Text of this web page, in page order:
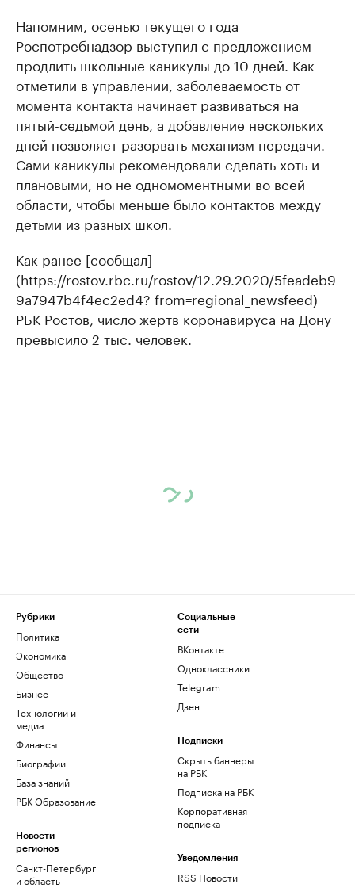
Напомним , осенью текущего года
Роспотребнадзор выступил с предложением
продлить школьные каникулы до 10 дней. Как
отметили в управлении, заболеваемость от
момента контакта начинает развиваться на
пятый-седьмой день, а добавление нескольких
дней позволяет разорвать механизм передачи.
Сами каникулы рекомендовали сделать хоть и
плановыми, но не одномоментными во всей
области, чтобы меньше было контактов между
детьми из разных школ.
Как ранее [сообщал]
(https://rostov.rbc.ru/rostov/12.29.2020/5feadeb9
9a7947b4f4ec2ed4? from=regional_newsfeed)
РБК Ростов, число жертв коронавируса на Дону
превысило 2 тыс. человек.
Рубрики
Политика
Экономика
Общество
Бизнес
Технологии и
медиа
Финансы
Биографии
База знаний
РБК Образование
Новости
регионов
Санкт-Петербург
и область
Социальные
сети
ВКонтакте
Одноклассники
Telegram
Дзен
Подписки
Скрыть баннеры
на РБК
Подписка на РБК
Корпоративная
подписка
Уведомления
RSS Новости